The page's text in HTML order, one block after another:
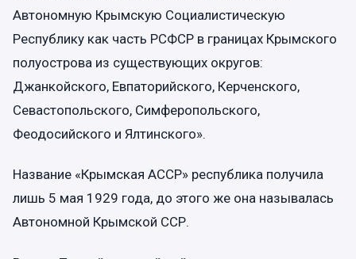
Автономную Крымскую Социалистическую
Республику как часть РСФСР в границах Крымского
полуострова из существующих округов:
Джанкойского, Евпаторийского, Керченского,
Севастопольского, Симферопольского,
Феодосийского и Ялтинского».
Название «Крымская АССР» республика получила
лишь 5 мая 1929 года, до этого же она называлась
Автономной Крымской ССР.